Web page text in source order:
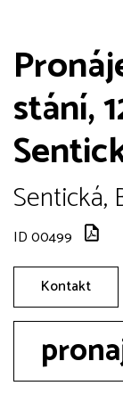
stání,
Sentická,
ID 00499
Kontakt